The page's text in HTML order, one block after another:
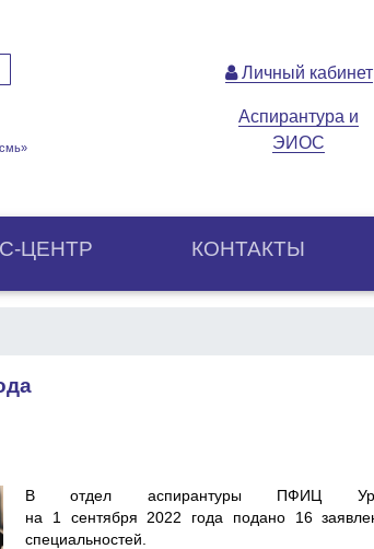
Личный кабинет
Аспирантура и
ЭИОС
ЦЕНТР КОНТАКТЫ
В отдел аспирантуры ПФИЦ
на 1 сентября 2022 года подано 16
специальностей.